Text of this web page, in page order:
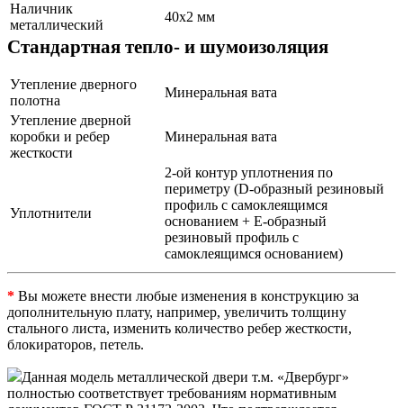
Наличник
металлический
40х2 мм
Стандартная тепло- и шумоизоляция
Утепление дверного
полотна
Минеральная вата
Утепление дверной
коробки и ребер
жесткости
Минеральная вата
Уплотнители
2-ой контур уплотнения по
периметру (D-образный резиновый
профиль с самоклеящимся
основанием + Е-образный
резиновый профиль с
самоклеящимся основанием)
* Вы можете внести любые изменения в конструкцию за
дополнительную плату, например, увеличить толщину
стального листа, изменить количество ребер жесткости,
блокираторов, петель.
Данная модель металлической двери т.м. «Двербург»
полностью соответствует требованиям нормативным